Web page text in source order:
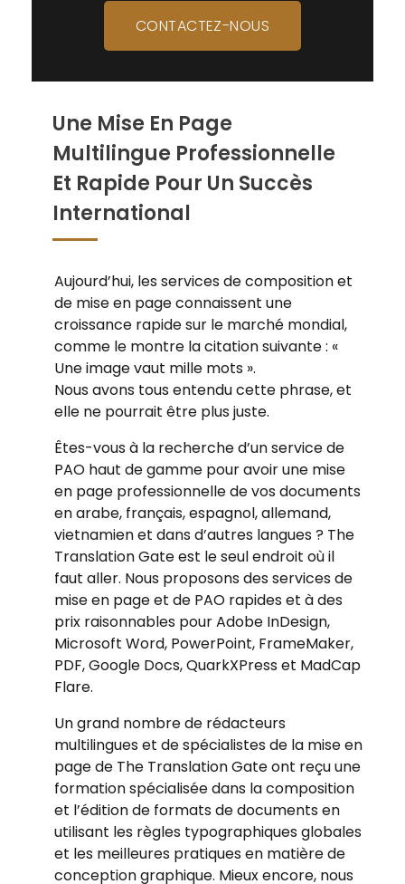
CONTACTEZ-NOUS
Une Mise En Page
Multilingue Professionnelle
Et Rapide Pour Un Succès
International
Aujourd’hui, les services de composition et
de mise en page connaissent une
croissance rapide sur le marché mondial,
comme le montre la citation suivante : «
Une image vaut mille mots ».
Nous avons tous entendu cette phrase, et
elle ne pourrait être plus juste.
Êtes-vous à la recherche d’un service de
PAO haut de gamme pour avoir une mise
en page professionnelle de vos documents
en arabe, français, espagnol, allemand,
vietnamien et dans d’autres langues ? The
Translation Gate est le seul endroit où il
faut aller. Nous proposons des services de
mise en page et de PAO rapides et à des
prix raisonnables pour Adobe InDesign,
Microsoft Word, PowerPoint, FrameMaker,
PDF, Google Docs, QuarkXPress et MadCap
Flare.
Un grand nombre de rédacteurs
multilingues et de spécialistes de la mise en
page de The Translation Gate ont reçu une
formation spécialisée dans la composition
et l’édition de formats de documents en
utilisant les règles typographiques globales
et les meilleures pratiques en matière de
conception graphique. Mieux encore, nous